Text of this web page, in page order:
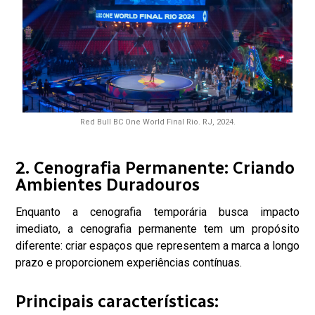
Red Bull BC One World Final Rio. RJ, 2024.
2. Cenografia Permanente: Criando
Ambientes Duradouros
Enquanto a cenografia temporária busca impacto
imediato, a cenografia permanente tem um propósito
diferente: criar espaços que representem a marca a longo
prazo e proporcionem experiências contínuas.
Principais características: